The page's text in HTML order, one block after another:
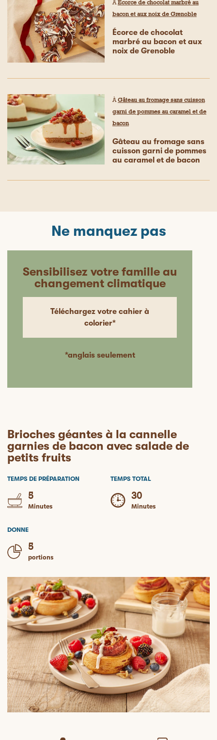
ÀÉcorce de chocolat marbré au
bacon et aux noix de Grenoble
Écorce de chocolat
marbré au bacon et aux
noix de Grenoble
ÀGâteau au fromage sans cuisson
garni de pommes au caramel et de
bacon
Gâteau au fromage sans
cuisson garni de pommes
au caramel et de bacon
Ne manquez pas
Sensibilisez votre famille au
changement climatique
Téléchargez votre cahier à
colorier*
*anglais seulement
Brioches géantes à la cannelle
garnies de bacon avec salade de
petits fruits
TEMPS DE PRÉPARATION
5
Minutes
TEMPS TOTAL
30
Minutes
DONNE
5
portions